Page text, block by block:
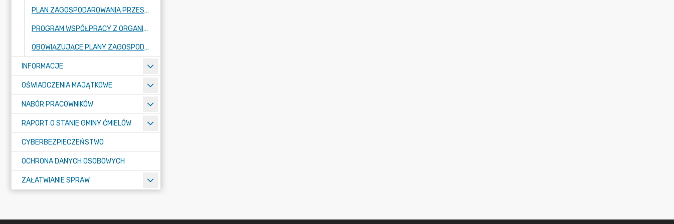
PLAN ZAGOSPODAROWANIA PRZESTRZENNEGO
PROGRAM WSPÓŁPRACY Z ORGANIZACJAMI POZARZĄDOWYMI
OBOWIĄZUJĄCE PLANY ZAGOSPODAROWANIA PRZESTRZENNEGO ORAZ ICH ZMIANY
INFORMACJE
OŚWIADCZENIA MAJĄTKOWE
NABÓR PRACOWNIKÓW
RAPORT O STANIE GMINY ĆMIELÓW
CYBERBEZPIECZEŃSTWO
OCHRONA DANYCH OSOBOWYCH
ZAŁATWIANIE SPRAW